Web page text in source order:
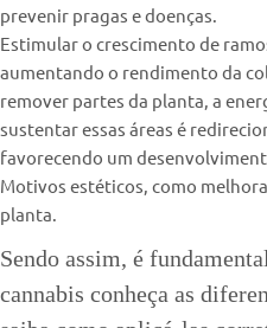
prevenir pragas e doenças.
Estimular o crescimento de
aumentando o rendimento da
remover partes da planta, a
sustentar essas áreas é
favorecendo um
Motivos estéticos, como
planta.
Sendo assim, é
cannabis conheça as